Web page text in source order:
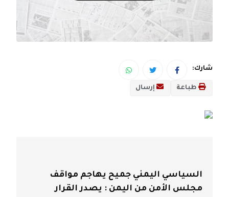
شارك:
طباعة إرسال
السياسي اليمني جميح يهاجم مواقف
مجلس الأمن من اليمن : يصدر القرار